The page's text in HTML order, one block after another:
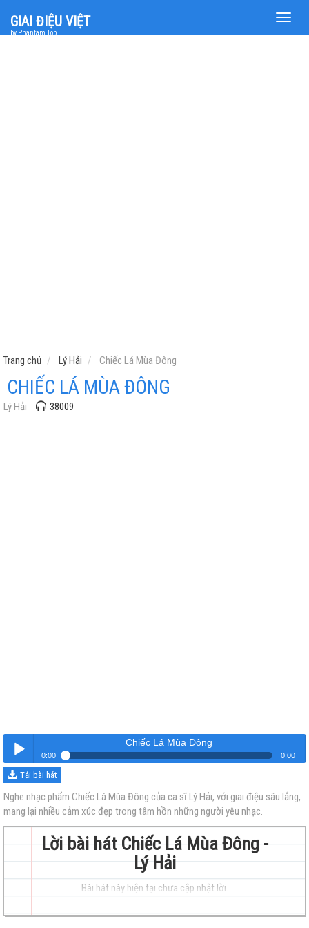
Toggle
GIAI ĐIỆU VIỆT
by Phantam Top
Trang chủ Lý Hải Chiếc Lá Mùa Đông
CHIẾC LÁ MÙA ĐÔNG
Lý Hải 38009
Nghe
Chiếc Lá Mùa Đông
0:00 0:00
Chiếc Lá Mùa Đông
Tải bài hát
Nghe nhạc phẩm Chiếc Lá Mùa Đông của ca sĩ Lý Hải, với giai điệu sâu lắng,
mang lại nhiều cảm xúc đẹp trong tâm hồn những người yêu nhạc.
Lời bài hát Chiếc Lá Mùa Đông -
Lý Hải
Bài hát này hiện tại chưa cập nhật lời.